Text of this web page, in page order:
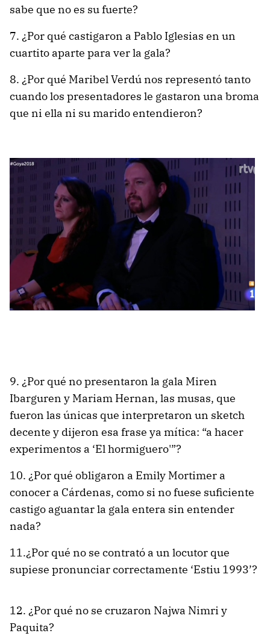
sabe que no es su fuerte?
7. ¿Por qué castigaron a Pablo Iglesias en un
cuartito aparte para ver la gala?
8. ¿Por qué Maribel Verdú nos representó tanto
cuando los presentadores le gastaron una broma
que ni ella ni su marido entendieron?
9. ¿Por qué no presentaron la gala Miren
Ibarguren y Mariam Hernan, las musas, que
fueron las únicas que interpretaron un sketch
decente y dijeron esa frase ya mítica: “a hacer
experimentos a ‘El hormiguero'”?
10. ¿Por qué obligaron a Emily Mortimer a
conocer a Cárdenas, como si no fuese suficiente
castigo aguantar la gala entera sin entender
nada?
11.¿Por qué no se contrató a un locutor que
supiese pronunciar correctamente ‘Estiu 1993’?
12. ¿Por qué no se cruzaron Najwa Nimri y
Paquita?